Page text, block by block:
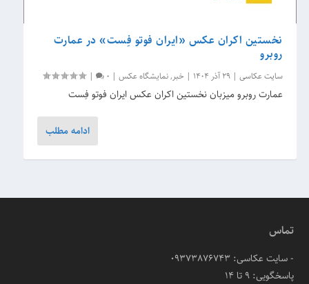
نخستین اکران عکس «ایران فوتو فِست» در عمارت
روبرو
سایت عکاسی |29 آذر 1404 | خبر,نمایشگاه عکس |
0
|
عمارت روبرو میزبان نخستین اکران عکس ایران فوتو فِست
ادامه مطلب
تماس
- سایت عکاسی: 09373876743
پاسخگویی: ۹ تا ۱۴